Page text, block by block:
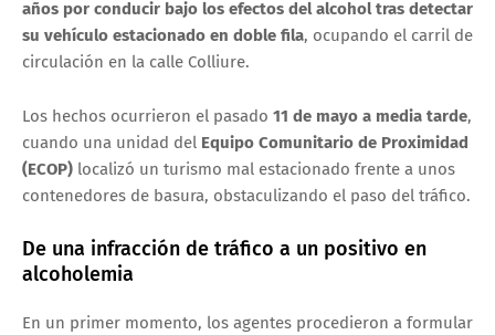
años por conducir bajo los efectos del alcohol tras detectar
su vehículo estacionado en doble fila, ocupando el carril de
circulación en la calle Colliure.
Los hechos ocurrieron el pasado 11 de mayo a media tarde,
cuando una unidad del Equipo Comunitario de Proximidad
(ECOP) localizó un turismo mal estacionado frente a unos
contenedores de basura, obstaculizando el paso del tráfico.
De una infracción de tráfico a un positivo en
alcoholemia
En un primer momento, los agentes procedieron a formular